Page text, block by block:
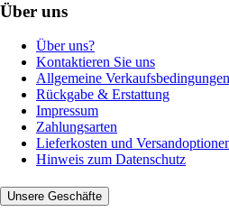
Über uns
Über uns?
Kontaktieren Sie uns
Allgemeine Verkaufsbedingungen
Rückgabe & Erstattung
Impressum
Zahlungsarten
Lieferkosten und
Hinweis zum Datenschutz
Unsere Geschäfte